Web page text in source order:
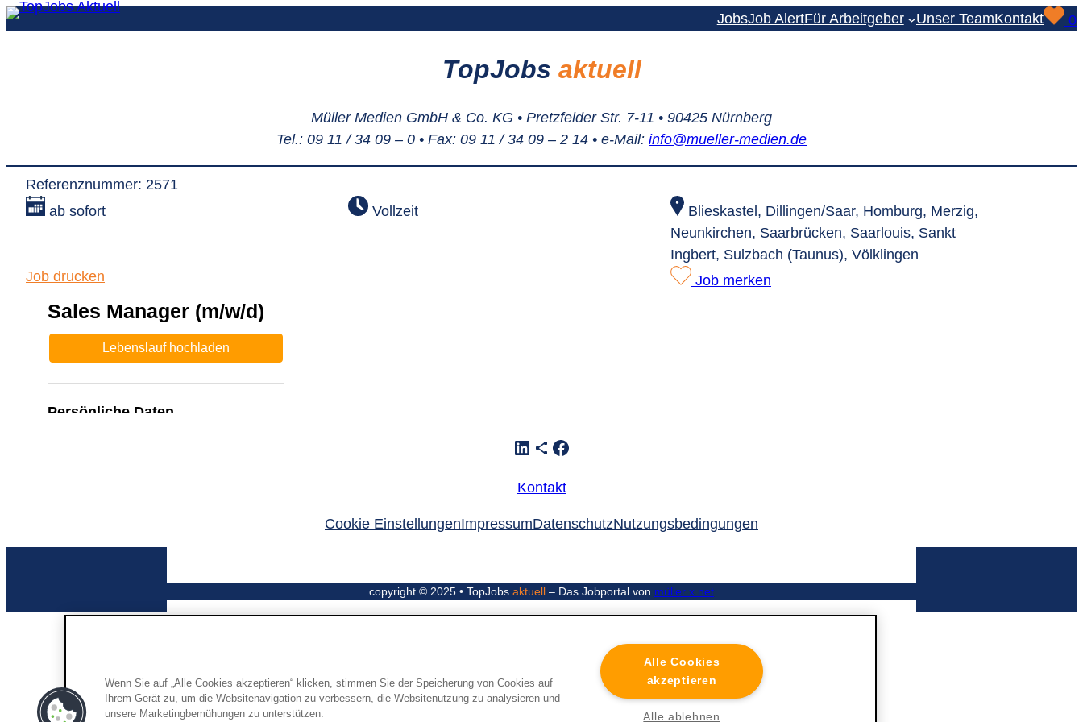
Zum
JobsJob AlertFür Arbeitgeber Unser TeamKontakt 0
TopJobs aktuell
Müller Medien GmbH & Co. KG • Pretzfelder Str. 7-11 • 90425 Nürnberg
Tel.: 09 11 / 34 09 – 0 • Fax: 09 11 / 34 09 – 2 14 • e-Mail: info@mueller-medien.de
Referenznummer: 2571
ab sofort
Vollzeit
Blieskastel, Dillingen/Saar, Homburg, Merzig,
Neunkirchen, Saarbrücken, Saarlouis, Sankt
Ingbert, Sulzbach (Taunus), Völklingen
Job drucken
Job merken
LinkedIn
Teilen-IconFacebook
Kontakt
Cookie EinstellungenImpressumDatenschutzNutzungsbedingungen
copyright © 2025 • TopJobs aktuell– Das Jobportal von müller x net
Wenn Sie auf „Alle Cookies akzeptieren“ klicken, stimmen Sie der Speicherung von Cookies auf
Ihrem Gerät zu, um die Websitenavigation zu verbessern, die Websitenutzung zu analysieren und
unsere Marketingbemühungen zu unterstützen.
Alle Cookies
akzeptieren
Alle ablehnen